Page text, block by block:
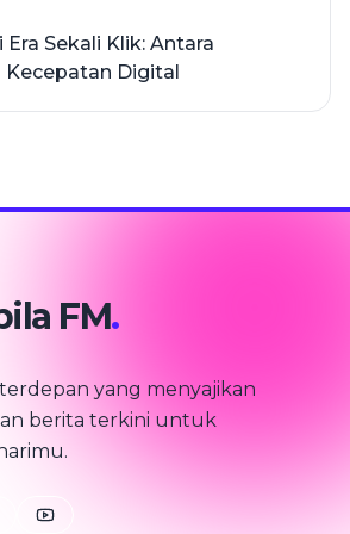
Sekali Klik: Antara
Kecepatan Digital
FM.
yang menyajikan
berita terkini untuk